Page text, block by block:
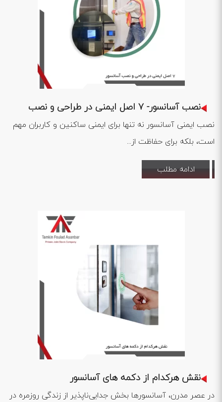
نصب آسانسور- 7 اصل ایمنی در طراحی و نصب
نصب ایمنی آسانسور نه تنها برای ایمنی ساکنین و کاربران مهم
است، بلکه برای حفاظت از...
ادامه مطلب
نقش هرکدام از دکمه های آسانسور
در عصر مدرن، آسانسورها بخش جدایی‌ناپذیر از زندگی روزمره در